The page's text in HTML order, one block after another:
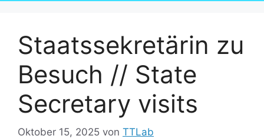
Staatssekretärin zu
Besuch // State
Secretary visits
Oktober 15, 2025 von TTLab